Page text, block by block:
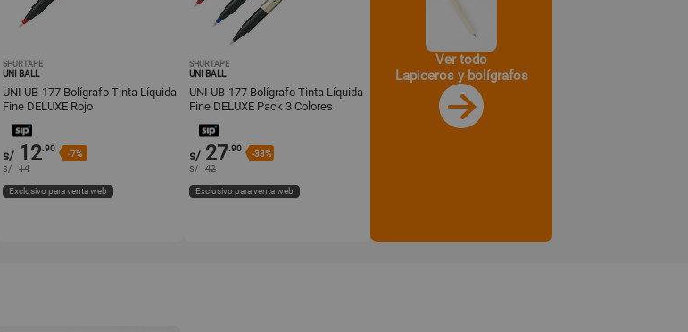
SHURTAPE
UNI BALL
UNI UB-177 Bolígrafo Tinta Líquida
Fine DELUXE Rojo
s/ 12.90
-7%
s/ 14
Exclusivo para venta web
SHURTAPE
UNI BALL
UNI UB-177 Bolígrafo Tinta Líquida
Fine DELUXE Pack 3 Colores
s/ 27.90
-33%
s/ 42
Exclusivo para venta web
Ver todo
Lapiceros y bolígrafos